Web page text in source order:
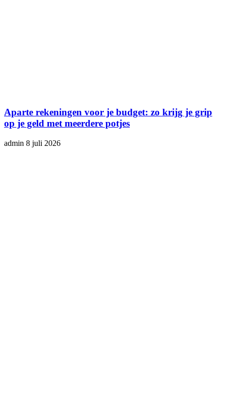
Aparte rekeningen voor je budget: zo krijg je grip
op je geld met meerdere potjes
admin 8 juli 2026